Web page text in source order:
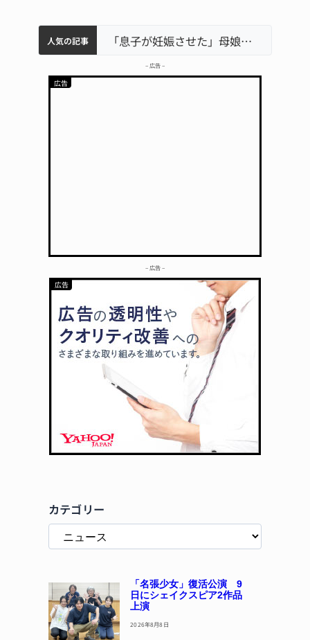
人気の記事
名張市水道料金47％値上げへ 答申案、審議会で大筋まとまる
器物損壊容疑で83歳女逮捕 伊賀署
中学校の陶壁モニュメント 地元建設会社がボランティアで清掃 伊賀名張市立病院のDMAT、熊本地震の被災地へ 能登以来3回目の派遣 「息子が妊娠させた」母娘だまされ400万円詐欺被害 名張
– 広告 –
– 広告 –
カテゴリー
「名張少女」復活公演 9
日にシェイクスピア2作品
上演
2026年8月8日